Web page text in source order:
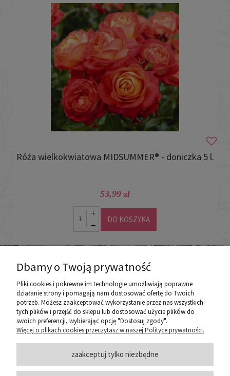
Róża wielkokwiatowa MIDSUMMER® - doniczka 5 l.
53,99 zł
DO KOSZYKA
poznaj ROZEOGRODOWE.PL
ZASADY SPRZEDAŻY
Dbamy o Twoją prywatność
Pliki cookies i pokrewne im technologie umożliwiają poprawne
działanie strony i pomagają nam dostosować ofertę do Twoich
potrzeb. Możesz zaakceptować wykorzystanie przez nas wszystkich
tych plików i przejść do sklepu lub dostosować użycie plików do
swoich preferencji, wybierając opcję "Dostosuj zgody".
Więcej o plikach cookies przeczytasz w naszej Polityce prywatności.
zaakceptuj tylko niezbędne